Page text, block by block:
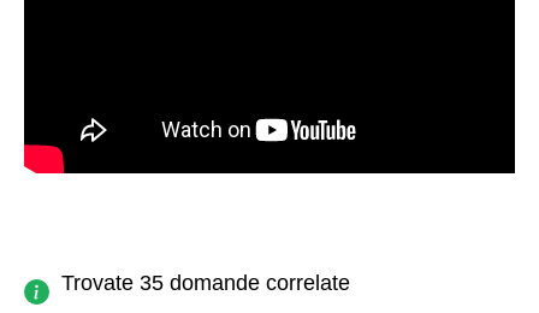
Trovate 35 domande correlate